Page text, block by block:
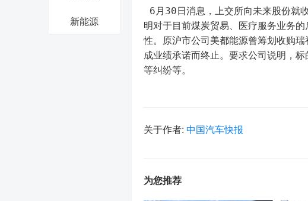
新能源
明对于目前煤炭贸易、医疗服务业务
性。原沪市公司美都能源曾筹划收购
成业绩承诺而终止。要求公司说明，
等纠纷等。
关于作者: 中国汽车快报
为您推荐